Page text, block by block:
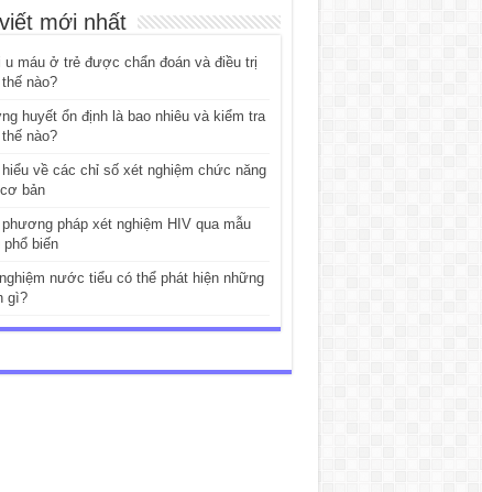
mới nhất
u máu ở trẻ được chẩn đoán và điều trị
nào?
huyết ổn định là bao nhiêu và kiểm tra
nào?
về các chỉ số xét nghiệm chức năng
bản
pháp xét nghiệm HIV qua mẫu
phổ biến
nước tiểu có thể phát hiện những
gì?